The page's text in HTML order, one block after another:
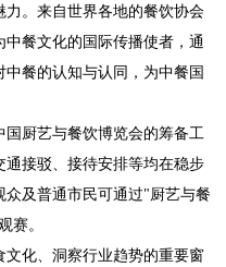
。来自世界各地的餐饮协会
餐文化的国际传播使者，通
餐的认知与认同，为中餐国
厨艺与餐饮博览会的筹备工
接驳、接待安排等均在稳步
及普通市民可通过"厨艺与餐
赛。
化、洞察行业趋势的重要窗